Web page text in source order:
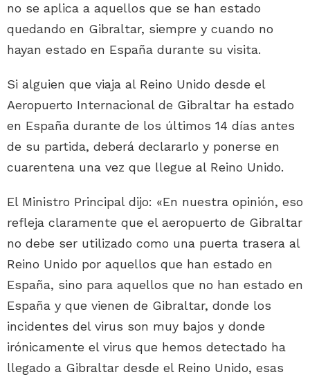
no se aplica a aquellos que se han estado
quedando en Gibraltar, siempre y cuando no
hayan estado en España durante su visita.
Si alguien que viaja al Reino Unido desde el
Aeropuerto Internacional de Gibraltar ha estado
en España durante de los últimos 14 días antes
de su partida, deberá declararlo y ponerse en
cuarentena una vez que llegue al Reino Unido.
El Ministro Principal dijo: «En nuestra opinión, eso
refleja claramente que el aeropuerto de Gibraltar
no debe ser utilizado como una puerta trasera al
Reino Unido por aquellos que han estado en
España, sino para aquellos que no han estado en
España y que vienen de Gibraltar, donde los
incidentes del virus son muy bajos y donde
irónicamente el virus que hemos detectado ha
llegado a Gibraltar desde el Reino Unido, esas